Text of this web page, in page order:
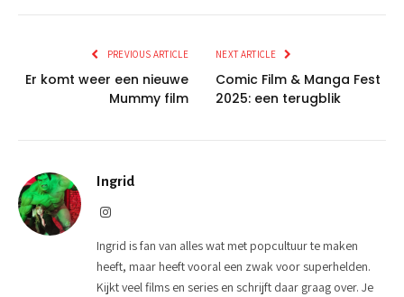
PREVIOUS ARTICLE
Er komt weer een nieuwe
Mummy film
NEXT ARTICLE
Comic Film & Manga Fest
2025: een terugblik
Ingrid
Instagram
Ingrid is fan van alles wat met popcultuur te maken
heeft, maar heeft vooral een zwak voor superhelden.
Kijkt veel films en series en schrijft daar graag over. Je